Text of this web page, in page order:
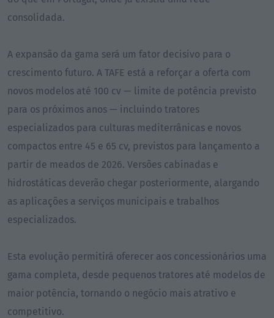
consolidada.
A expansão da gama será um fator decisivo para o
crescimento futuro. A TAFE está a reforçar a oferta com
novos modelos até 100 cv — limite de potência previsto
para os próximos anos — incluindo tratores
especializados para culturas mediterrânicas e novos
compactos entre 45 e 65 cv, previstos para lançamento a
partir de meados de 2026. Versões cabinadas e
hidrostáticas deverão chegar posteriormente, alargando
as aplicações a serviços municipais e trabalhos
especializados.
Esta evolução permitirá oferecer aos concessionários uma
gama completa, desde pequenos tratores até modelos de
maior potência, tornando o negócio mais atrativo e
competitivo.